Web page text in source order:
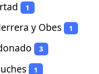
1
y Obes 1
3
1